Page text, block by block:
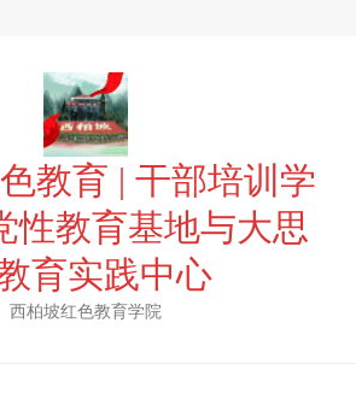
教育 | 干部培训学
性教育基地与大思
育实践中心
西柏坡红色教育学院